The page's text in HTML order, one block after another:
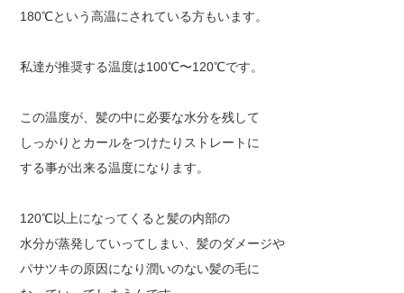
180℃という高温にされている方もいます。
私達が推奨する温度は100℃〜120℃です。
この温度が、髪の中に必要な水分を残して
しっかりとカールをつけたりストレートに
する事が出来る温度になります。
120℃以上になってくると髪の内部の
水分が蒸発していってしまい、髪のダメージや
パサツキの原因になり潤いのない髪の毛に